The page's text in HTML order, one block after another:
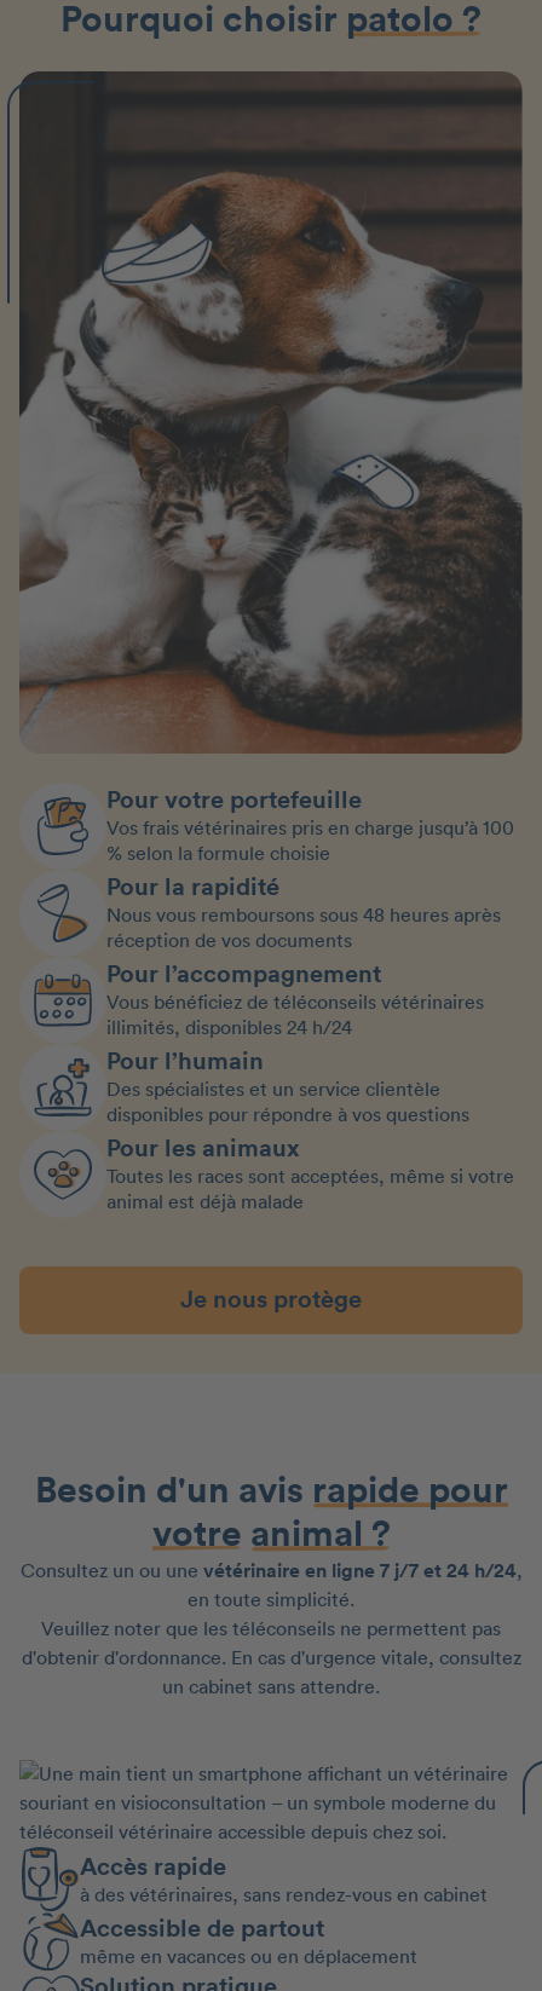
Pourquoi choisir patolo ?
Pour votre portefeuille
Vos frais vétérinaires pris en charge jusqu’à 100
% selon la formule choisie
Pour la rapidité
Nous vous remboursons sous 48 heures après
réception de vos documents
Pour l’accompagnement
Vous bénéficiez de téléconseils vétérinaires
illimités, disponibles 24 h/24
Pour l’humain
Des spécialistes et un service clientèle
disponibles pour répondre à vos questions
Pour les animaux
Toutes les races sont acceptées, même si votre
animal est déjà malade
Je nous protège
Besoin d'un avis rapide pour
votre animal ?
Consultez un ou une vétérinaire en ligne 7 j/7 et 24 h/24,
en toute simplicité.
Veuillez noter que les téléconseils ne permettent pas
d'obtenir d'ordonnance. En cas d'urgence vitale, consultez
un cabinet sans attendre.
Accès rapide
à des vétérinaires, sans rendez-vous en cabinet
Accessible de partout
même en vacances ou en déplacement